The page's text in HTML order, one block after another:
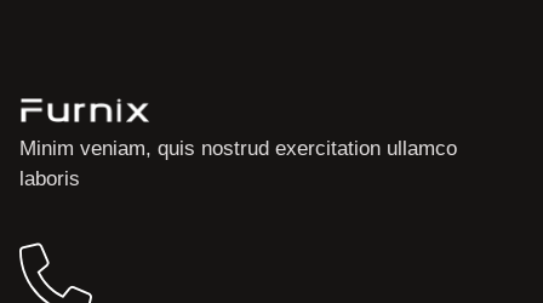
Minim veniam, quis nostrud exercitation ullamco
laboris